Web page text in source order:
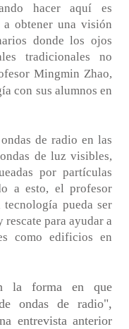
hacer aquí es
a obtener una visión
donde los ojos
tradicionales no
Mingmin Zhao,
con sus alumnos en
de radio en las
de luz visibles,
por partículas
a esto, el profesor
pueda ser
para ayudar a
como edificios en
la forma en que
ondas de radio",
entrevista anterior